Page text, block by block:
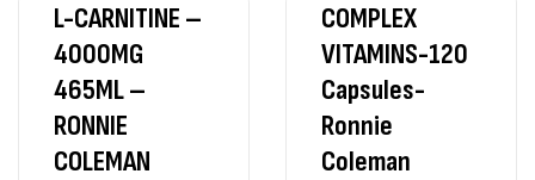
L-CARNITINE –
4000MG
465ML –
RONNIE
COLEMAN
COMPLEX
VITAMINS-120
Capsules-
Ronnie
Coleman